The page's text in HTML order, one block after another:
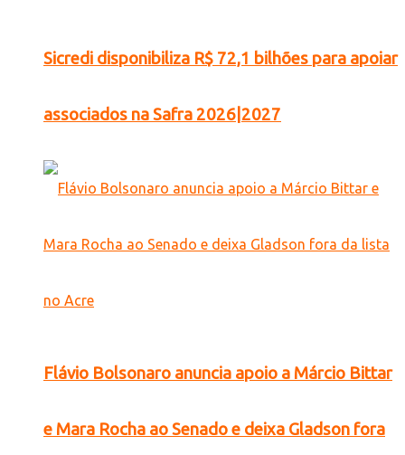
Sicredi disponibiliza R$ 72,1 bilhões para apoiar
associados na Safra 2026|2027
Flávio Bolsonaro anuncia apoio a Márcio Bittar
e Mara Rocha ao Senado e deixa Gladson fora